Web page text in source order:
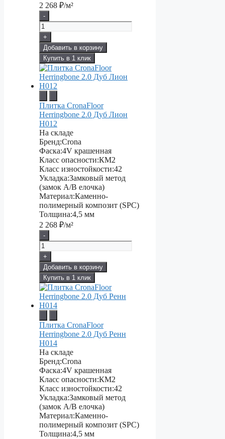
2 268 ₽/м²
-
+
Добавить в корзину
Купить в 1 клик
Плитка CronaFloor
Herringbone 2.0 Дуб Лион
H012
На складе
Бренд:Crona
Фаска:4V крашенная
Класс опасности:КМ2
Класс изностойкости:42
Укладка:Замковый метод
(замок А/В елочка)
Материал:Каменно-
полимерный композит (SPC)
Толщина:4,5 мм
2 268 ₽/м²
-
+
Добавить в корзину
Купить в 1 клик
Плитка CronaFloor
Herringbone 2.0 Дуб Ренн
H014
На складе
Бренд:Crona
Фаска:4V крашенная
Класс опасности:КМ2
Класс изностойкости:42
Укладка:Замковый метод
(замок А/В елочка)
Материал:Каменно-
полимерный композит (SPC)
Толщина:4,5 мм